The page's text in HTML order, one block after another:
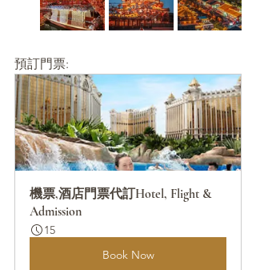
預訂門票:
機票,酒店門票代訂Hotel, Flight &
Admission
15
Book Now